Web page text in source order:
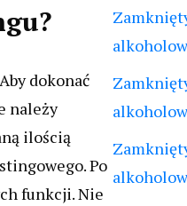
dokonać
należy
ilością
Po
funkcji. Nie